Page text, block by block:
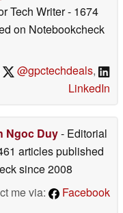
Tech Writer- 1674
on Notebookcheck
@gpctechdeals,
LinkedIn
Ngoc Duy- Editorial
articles published
since 2008
me via:
Facebook